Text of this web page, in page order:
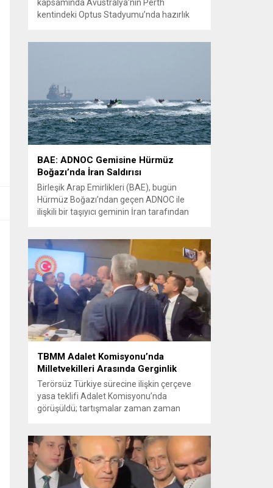
kapsamında Avustralya’nın Perth
kentindeki Optus Stadyumu’nda hazırlık
Türk futbolcu sahada yer aldı: Juventus’ta
Kenan Yıldız ilk 11’de görev alırken,...
BAE: ADNOC Gemisine Hürmüz
Boğazı’nda İran Saldırısı
Birleşik Arap Emirlikleri (BAE), bugün
Hürmüz Boğazı’ndan geçen ADNOC ile
ilişkili bir taşıyıcı geminin İran tarafından
bildirirken saldırıyı kınadı ve Tahran’ı
korsanlıkla suçladı. WAM ajansının
aktardığı ilk açıklamada, ADNOC’a ait bir
geminin sabah saatlerinde hedef alındığı
belirtildi; ilerleyen dakikalarda ise BAE...
TBMM Adalet Komisyonu’nda
Milletvekilleri Arasında Gerginlik
Terörsüz Türkiye sürecine ilişkin çerçeve
yasa teklifi Adalet Komisyonu’nda
görüşüldü; tartışmalar zaman zaman
milletvekilleri arasında sözlü gerilim
yaşandı, daha sonra fiziksel arbede çıktı.
Görüşme sırasında İyi Parti ile MHP
milletvekilleri arasında söz düellosu